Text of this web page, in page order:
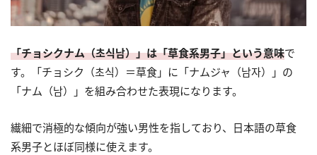
「チョシクナム（초식남）」は「草食系男子」という意味で
す。「チョシク（초식）＝草食」に「ナムジャ（남자）」の
「ナム（남）」を組み合わせた表現になります。
繊細で消極的な傾向が強い男性を指しており、日本語の草食
系男子とほぼ同様に使えます。